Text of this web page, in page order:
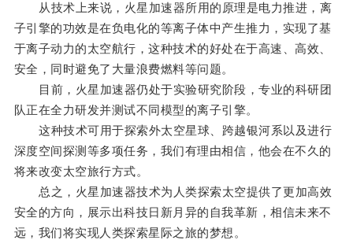
从技术上来说，火星加速器所用的原理是电力推进，离
子引擎的功效是在负电化的等离子体中产生推力，实现了基
于离子动力的太空航行，这种技术的好处在于高速、高效、
安全，同时避免了大量浪费燃料等问题。
目前，火星加速器仍处于实验研究阶段，专业的科研团
队正在全力研发并测试不同模型的离子引擎。
这种技术可用于探索外太空星球、跨越银河系以及进行
深度空间探测等多项任务，我们有理由相信，他会在不久的
将来改变太空旅行方式。
总之，火星加速器技术为人类探索太空提供了更加高效
安全的方向，展示出科技日新月异的自我革新，相信未来不
远，我们将实现人类探索星际之旅的梦想。